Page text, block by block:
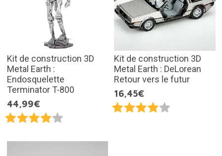
Kit de construction 3D
Metal Earth :
Endosquelette
Terminator T-800
44,99€
Kit de construction 3D
Metal Earth : DeLorean
Retour vers le futur
16,45€